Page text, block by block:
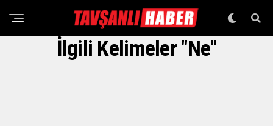
İlgili Kelimeler "ne"